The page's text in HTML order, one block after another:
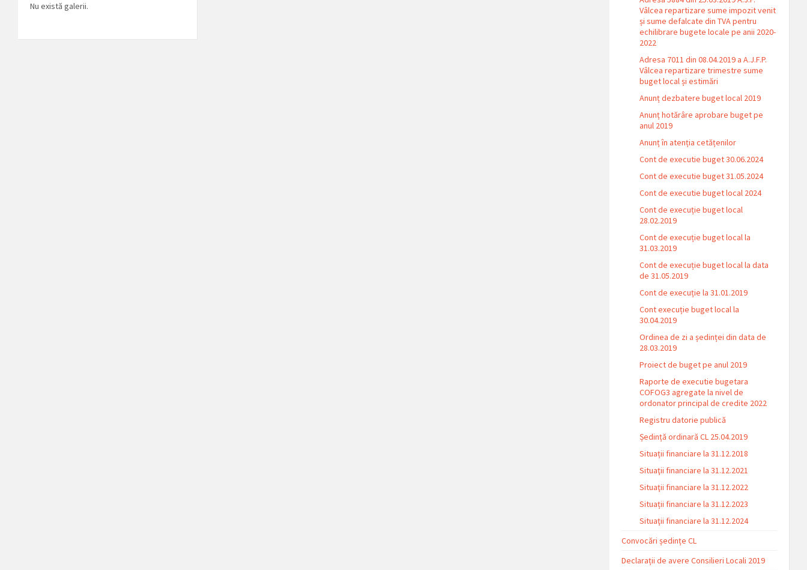
Nu există galerii.
Vâlcea repartizare sume impozit venit
și sume defalcate din TVA pentru
echilibrare bugete locale pe anii 2020-
2022
Adresa 7011 din 08.04.2019 a A.J.F.P.
Vâlcea repartizare trimestre sume
buget local și estimări
Anunț dezbatere buget local 2019
Anunț hotărâre aprobare buget pe
anul 2019
Anunț în atenția cetățenilor
Cont de executie buget 30.06.2024
Cont de executie buget 31.05.2024
Cont de executie buget local 2024
Cont de execuție buget local
28.02.2019
Cont de execuție buget local la
31.03.2019
Cont de execuție buget local la data
de 31.05.2019
Cont de execuție la 31.01.2019
Cont execuție buget local la
30.04.2019
Ordinea de zi a ședinței din data de
28.03.2019
Proiect de buget pe anul 2019
Raporte de executie bugetara
COFOG3 agregate la nivel de
ordonator principal de credite 2022
Registru datorie publică
Ședință ordinară CL 25.04.2019
Situații financiare la 31.12.2018
Situaţii financiare la 31.12.2021
Situaţii financiare la 31.12.2022
Situații financiare la 31.12.2023
Situaţii financiare la 31.12.2024
Convocări ședințe CL
Declarații de avere Consilieri Locali 2019